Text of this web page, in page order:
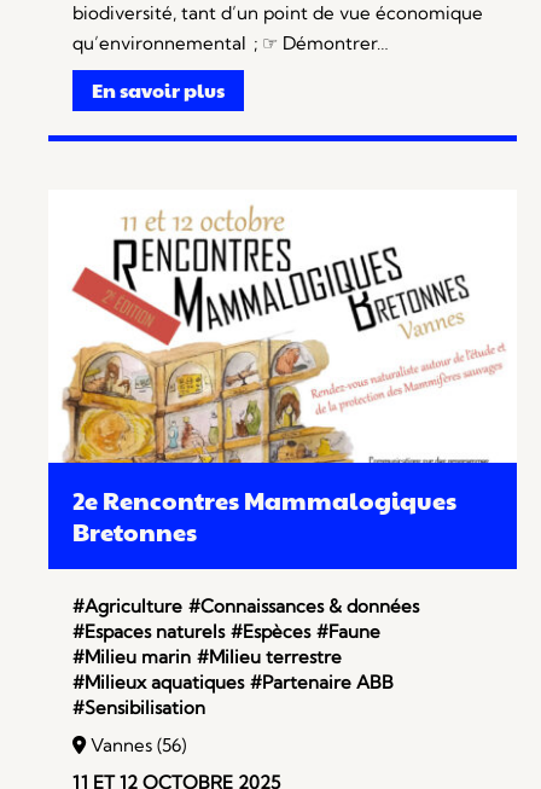
biodiversité, tant d’un point de vue économique
qu’environnemental ; ☞ Démontrer…
En savoir plus
2e Rencontres Mammalogiques
Bretonnes
#Agriculture #Connaissances & données
#Espaces naturels #Espèces #Faune
#Milieu marin #Milieu terrestre
#Milieux aquatiques #Partenaire ABB
#Sensibilisation
Vannes (56)
11 ET 12 OCTOBRE 2025